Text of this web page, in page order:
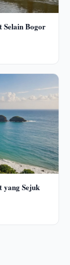
Selain Bogor
yang Sejuk